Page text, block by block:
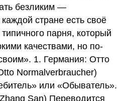
безликим —
стране есть своё
парня, который
качествами, но по-
1. Германия: Отто
Normalverbraucher)
или «Обыватель».
San) Переводится